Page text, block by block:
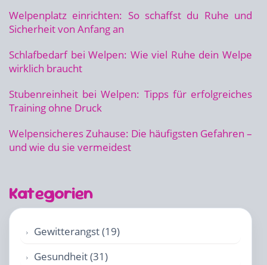
Welpenplatz einrichten: So schaffst du Ruhe und
Sicherheit von Anfang an
Schlafbedarf bei Welpen: Wie viel Ruhe dein Welpe
wirklich braucht
Stubenreinheit bei Welpen: Tipps für erfolgreiches
Training ohne Druck
Welpensicheres Zuhause: Die häufigsten Gefahren –
und wie du sie vermeidest
Kategorien
Gewitterangst (19)
Gesundheit (31)